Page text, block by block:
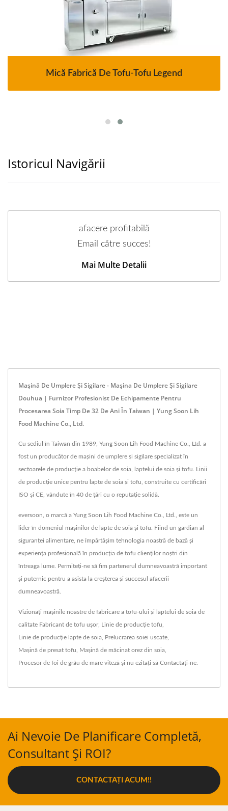
Mică Fabrică De Tofu-Tofu Legend
Istoricul Navigării
afacere profitabilă
Email către succes!
Mai Multe Detalii
Mașină De Umplere Și Sigilare - Mașina De Umplere Și Sigilare
Douhua | Furnizor Profesionist De Echipamente Pentru
Procesarea Soia Timp De 32 De Ani În Taiwan | Yung Soon Lih
Food Machine Co., Ltd.
Cu sediul în Taiwan din 1989, Yung Soon Lih Food Machine Co., Ltd. a
fost un producător de mașini de umplere și sigilare specializat în
sectoarele de producție a boabelor de soia, laptelui de soia și tofu. Linii
de producție unice pentru lapte de soia și tofu, construite cu certificări
ISO și CE, vândute în 40 de țări cu o reputație solidă.
eversoon, o marcă a Yung Soon Lih Food Machine Co., Ltd., este un
lider în domeniul mașinilor de lapte de soia și tofu. Fiind un gardian al
siguranței alimentare, ne împărtășim tehnologia noastră de bază și
experiența profesională în producția de tofu clienților noștri din
întreaga lume. Permiteți-ne să fim partenerul dumneavoastră important
și puternic pentru a asista la creșterea și succesul afacerii
dumneavoastră.
Vizionați mașinile noastre de fabricare a tofu-ului și laptelui de soia de
calitate Fabricant de tofu ușor, Linie de producție tofu
Linie de producție lapte de soia Prelucrarea soiei uscate
Mașină de presat tofu Mașină de măcinat orez din soia
Procesor de foi de grâu de mare viteză și nu ezitați să Contactați-ne
Ai Nevoie De Planificare Completă,
Consultant Și ROI?
CONTACTAȚI ACUM!!